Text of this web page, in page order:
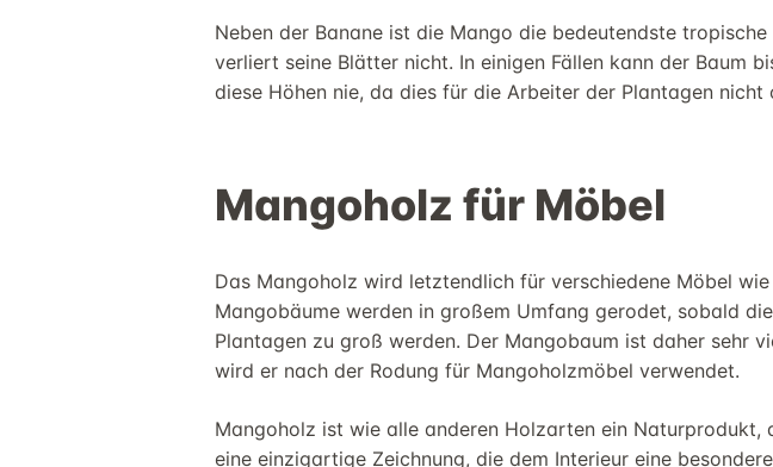
Neben der Banane ist die Mango die bedeutendste
verliert seine Blätter nicht. In einigen Fällen kann der Baum
diese Höhen nie, da dies für die Arbeiter der Plantagen nicht
Mangoholz für Möbel
Das Mangoholz wird letztendlich für verschiedene Möbel
Mangobäume werden in großem Umfang gerodet, sobald
Plantagen zu groß werden. Der Mangobaum ist daher sehr
wird er nach der Rodung für Mangoholzmöbel verwendet.
Mangoholz ist wie alle anderen Holzarten ein Naturprodukt,
eine einzigartige Zeichnung, die dem Interieur eine